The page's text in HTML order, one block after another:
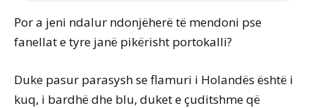
Por a jeni ndalur ndonjëherë të mendoni pse
fanellat e tyre janë pikërisht portokalli?
Duke pasur parasysh se flamuri i Holandës është i
kuq, i bardhë dhe blu, duket e çuditshme që